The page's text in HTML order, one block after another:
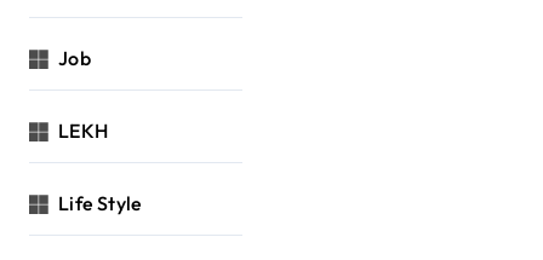
Job
LEKH
Life Style